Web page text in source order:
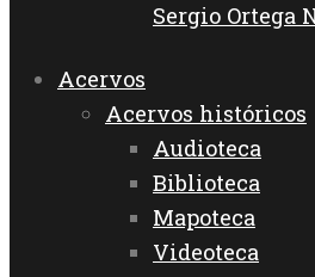
Sergio Ortega
Acervos
Acervos históricos
Audioteca
Biblioteca
Mapoteca
Videoteca